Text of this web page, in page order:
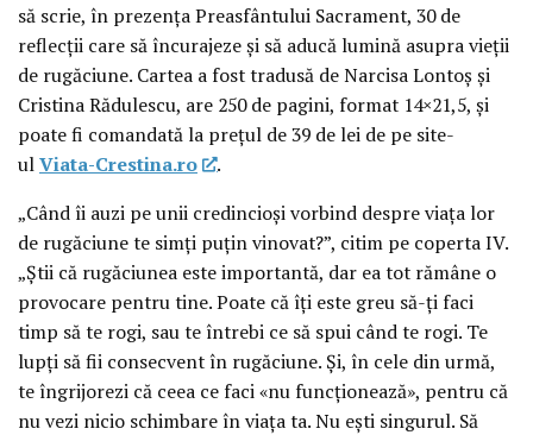
să scrie, în prezența Preasfântului Sacrament, 30 de
reflecții care să încurajeze și să aducă lumină asupra vieții
de rugăciune. Cartea a fost tradusă de Narcisa Lontoș și
Cristina Rădulescu, are 250 de pagini, format 14×21,5, și
poate fi comandată la prețul de 39 de lei de pe site-
ulViata-Crestina.ro
.
„Când îi auzi pe unii credincioși vorbind despre viața lor
de rugăciune te simți puțin vinovat?”, citim pe coperta IV.
„Știi că rugăciunea este importantă, dar ea tot rămâne o
provocare pentru tine. Poate că îți este greu să-ți faci
timp să te rogi, sau te întrebi ce să spui când te rogi. Te
lupți să fii consecvent în rugăciune. Și, în cele din urmă,
te îngrijorezi că ceea ce faci «nu funcționează», pentru că
nu vezi nicio schimbare în viața ta. Nu ești singurul. Să